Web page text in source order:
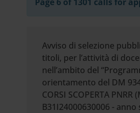
Avviso di selezione
titoli, per l’attività di
nell’ambito del
orientamento del DM
CORSI SCOPERTA PNRR
B31I24000630006 -